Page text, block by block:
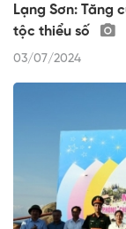
Lạng Sơn: Tăng
tộc thiểu số
03/07/2024